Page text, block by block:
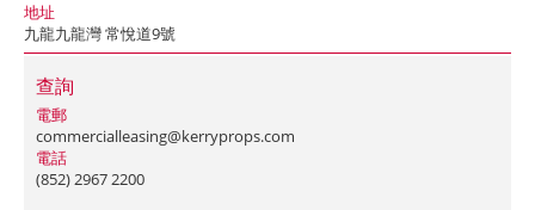
地址
九龍九龍灣 常悅道9號
查詢
電郵
commercialleasing@kerryprops.com
電話
(852) 2967 2200